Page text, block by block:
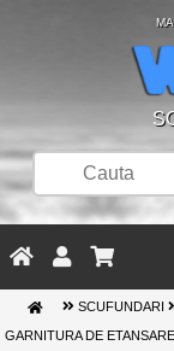
SCUFUNDARI
GARNITURA DE